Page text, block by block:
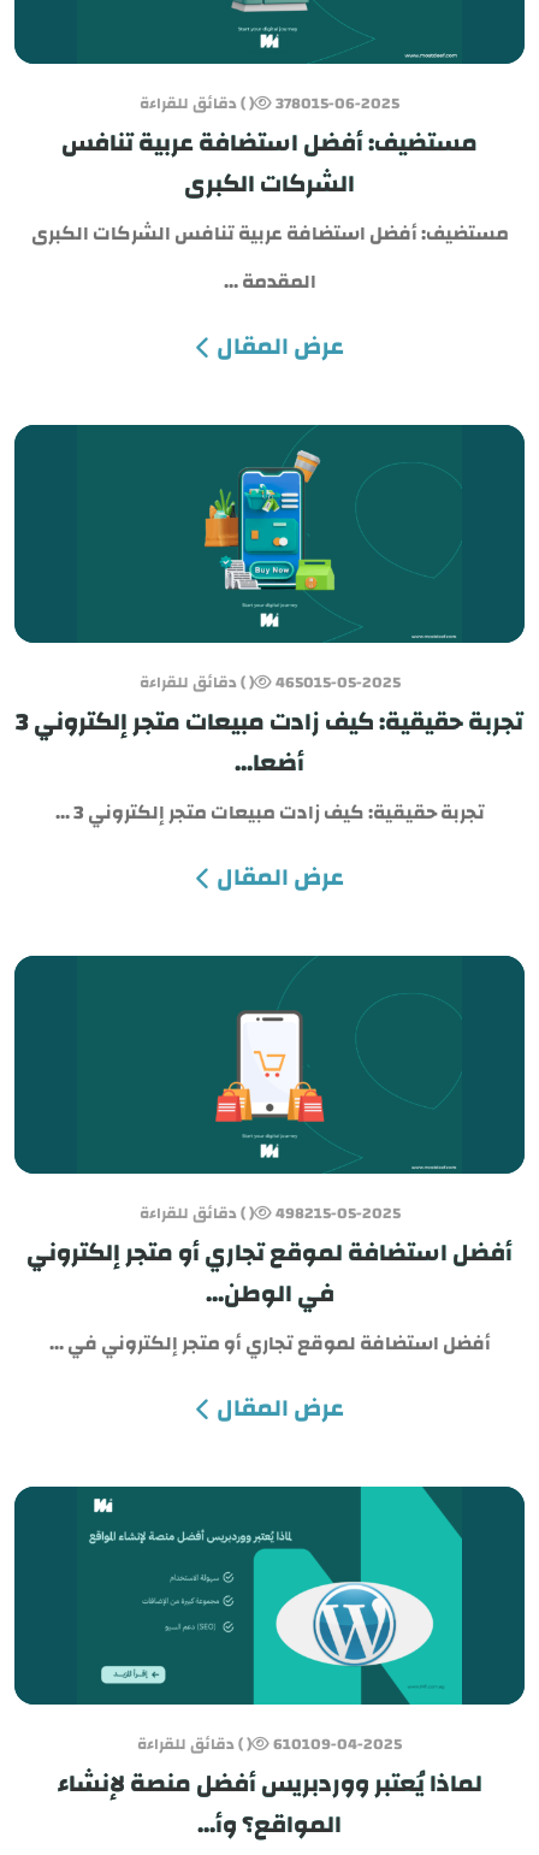
15-06-2025
3780 ( ) دقائق للقراءة
مستضيف: أفضل استضافة عربية تنافس
الشركات الكبرى
مستضيف: أفضل استضافة عربية تنافس الشركات الكبرى
المقدمة ...
عرض المقال
15-05-2025
4650 ( ) دقائق للقراءة
تجربة حقيقية: كيف زادت مبيعات متجر إلكتروني 3
أضعا...
تجربة حقيقية: كيف زادت مبيعات متجر إلكتروني 3 ...
عرض المقال
15-05-2025
4982 ( ) دقائق للقراءة
أفضل استضافة لموقع تجاري أو متجر إلكتروني
في الوطن...
أفضل استضافة لموقع تجاري أو متجر إلكتروني في ...
عرض المقال
09-04-2025
6101 ( ) دقائق للقراءة
لماذا يُعتبر ووردبريس أفضل منصة لإنشاء
المواقع؟ وأ...